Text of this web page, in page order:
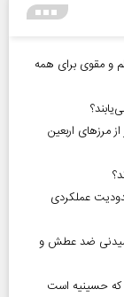
سریع، سالم و مقوی برای همه
نفر با محدودیت عملکردی
ضد عطش و
که حسینیه است